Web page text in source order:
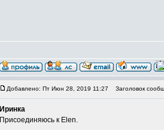
Добавлено: Пт Июн 28, 2019 11:27 Заголовок
Иринка
Присоединяюсь к Elen.